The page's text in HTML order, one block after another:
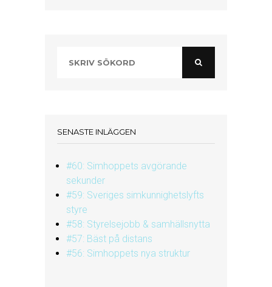
SENASTE INLÄGGEN
#60: Simhoppets avgörande
sekunder
#59: Sveriges simkunnighetslyfts
styre
#58: Styrelsejobb & samhällsnytta
#57: Bäst på distans
#56: Simhoppets nya struktur